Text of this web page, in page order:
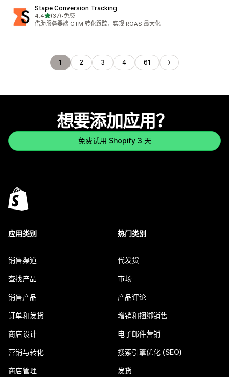
Stape Conversion Tracking
4.4星（满分 5 星）
(37)
总共 37 条评论
•免费
借助服务器端 GTM 转化跟踪，实现 ROAS 最大化
1 2 3 4 61
想要添加应用？
免费试用 Shopify 3 天
应用类别
销售渠道
查找产品
销售产品
订单和发货
商店设计
营销与转化
商店管理
热门类别
代发货
市场
产品评论
增销和捆绑销售
电子邮件营销
搜索引擎优化 (SEO)
发货